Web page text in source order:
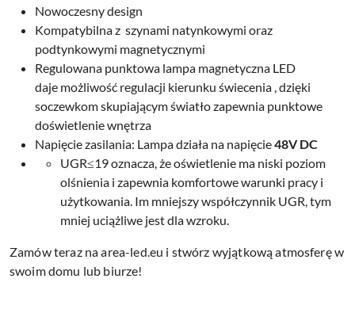
Nowoczesny design
Kompatybilna z szynami natynkowymi oraz
podtynkowymi magnetycznymi
Regulowana punktowa lampa magnetyczna LED
daje możliwość regulacji kierunku świecenia , dzięki
soczewkom skupiającym światło zapewnia punktowe
doświetlenie wnętrza
Napięcie zasilania: Lampa działa na napięcie48V DC
UGR≤19 oznacza, że oświetlenie ma niski poziom
olśnienia i zapewnia komfortowe warunki pracy i
użytkowania. Im mniejszy współczynnik UGR, tym
mniej uciążliwe jest dla wzroku.
Zamów teraz na area-led.eu i stwórz wyjątkową atmosferę w
swoim domu lub biurze!